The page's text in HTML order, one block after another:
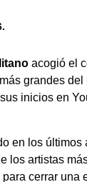
acogió el
grandes
inicios en
en los
los artistas
cerrar una